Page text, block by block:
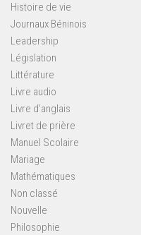
Histoire de vie
Journaux Béninois
Leadership
Législation
Littérature
Livre audio
Livre d'anglais
Livret de prière
Manuel Scolaire
Mariage
Mathématiques
Non classé
Nouvelle
Philosophie